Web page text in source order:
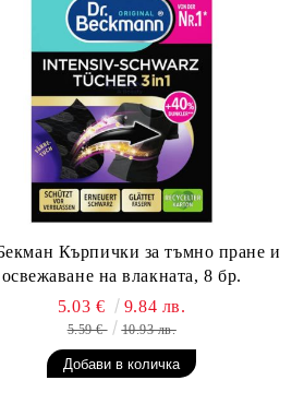
Кърпички за тъмно пране и
освежаване на влакната, 8 бр.
5.03 € 9.84 лв.
5.59 € 10.93 лв.